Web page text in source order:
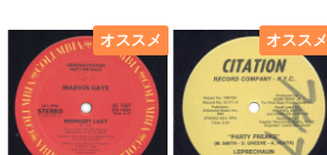
オススメ オススメ